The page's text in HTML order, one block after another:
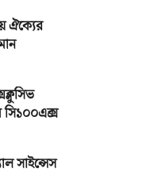
ঐক্যের
সি১০০এক্স
সাইন্সেস